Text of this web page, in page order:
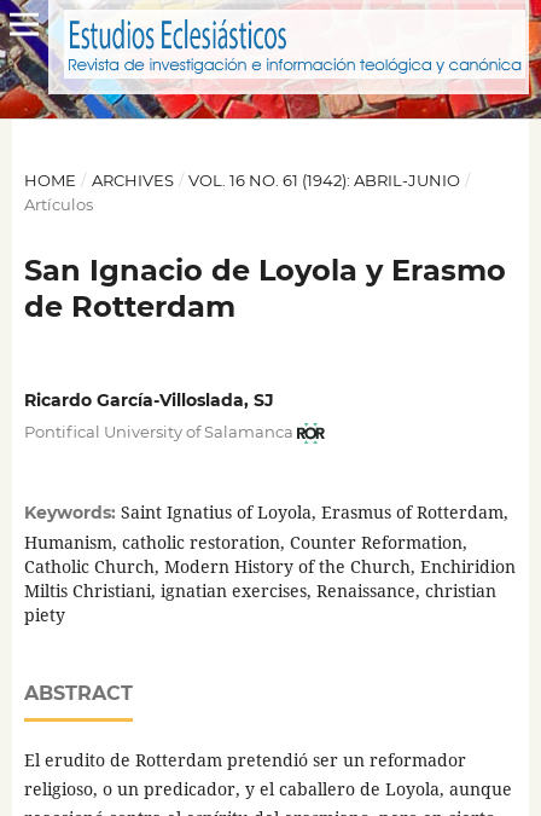
HOME / ARCHIVES / VOL. 16 NO. 61 (1942): ABRIL-JUNIO /
Artículos
San Ignacio de Loyola y Erasmo
de Rotterdam
Ricardo García-Villoslada, SJ
Pontifical University of Salamanca
Keywords: Saint Ignatius of Loyola, Erasmus of Rotterdam,
Humanism, catholic restoration, Counter Reformation,
Catholic Church, Modern History of the Church, Enchiridion
Miltis Christiani, ignatian exercises, Renaissance, christian
piety
ABSTRACT
El erudito de Rotterdam pretendió ser un reformador
religioso, o un predicador, y el caballero de Loyola, aunque